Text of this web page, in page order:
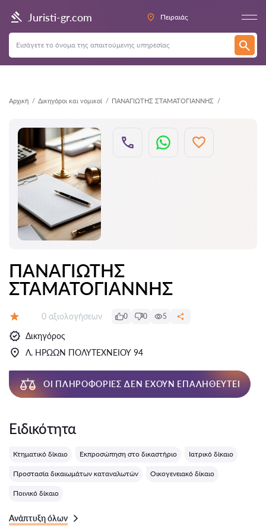
Juristi-gr.com Πειραιάς
Αρχική Δικηγόροι και νομικοί ΠΑΝΑΓΙΩΤΗΣ ΣΤΑΜΑΤΟΓΙΑΝΝΗΣ
Πίσω
ΠΑΝΑΓΙΩΤΗΣ
ΣΤΑΜΑΤΟΓΙΑΝΝΗΣ
Αξιολογήσεις:
0 αξιολογήσεων 0 0 5
Δικηγόρος
Λ. ΗΡΩΩΝ ΠΟΛΥΤΕΧΝΕΙΟΥ 94
ΟΙ ΠΛΗΡΟΦΟΡΊΕΣ ΔΕΝ ΈΧΟΥΝ ΕΠΑΛΗΘΕΥΤΕΊ
Ειδικότητα
Κτηματικό δίκαιο Εκπροσώπηση στο δικαστήριο Ιατρικό δίκαιο
Προστασία δικαιωμάτων καταναλωτών Οικογενειακό δίκαιο
Ποινικό δίκαιο
Ανάπτυξη όλων